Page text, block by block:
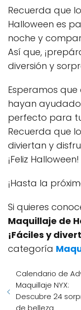
Recuerda que
Halloween es
noche y
Así que,
diversión y
Esperamos
hayan
perfecto para
Recuerda que
diviertan y
¡Feliz Halloween!
¡Hasta la
Si quieres
Maquillaje de
¡Fáciles y
categoría
Calendario de
Maquillaje NYX:
Descubre 24
de belleza